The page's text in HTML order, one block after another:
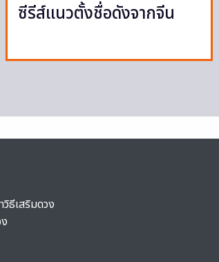
ซีรีส์แนวตั้งชื่อดังจากจีน
ธีเสริมดวง